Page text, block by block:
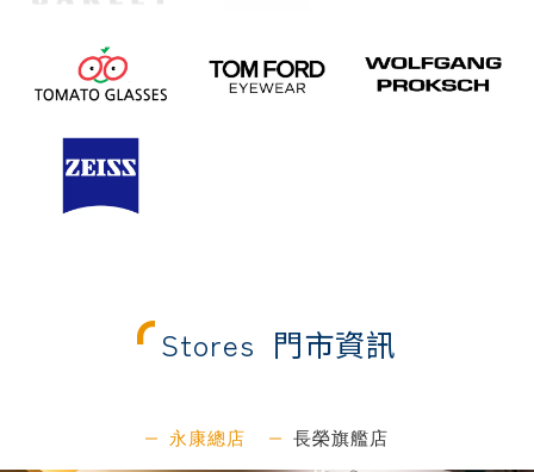
Stores 門市資訊
永康總店 長榮旗艦店